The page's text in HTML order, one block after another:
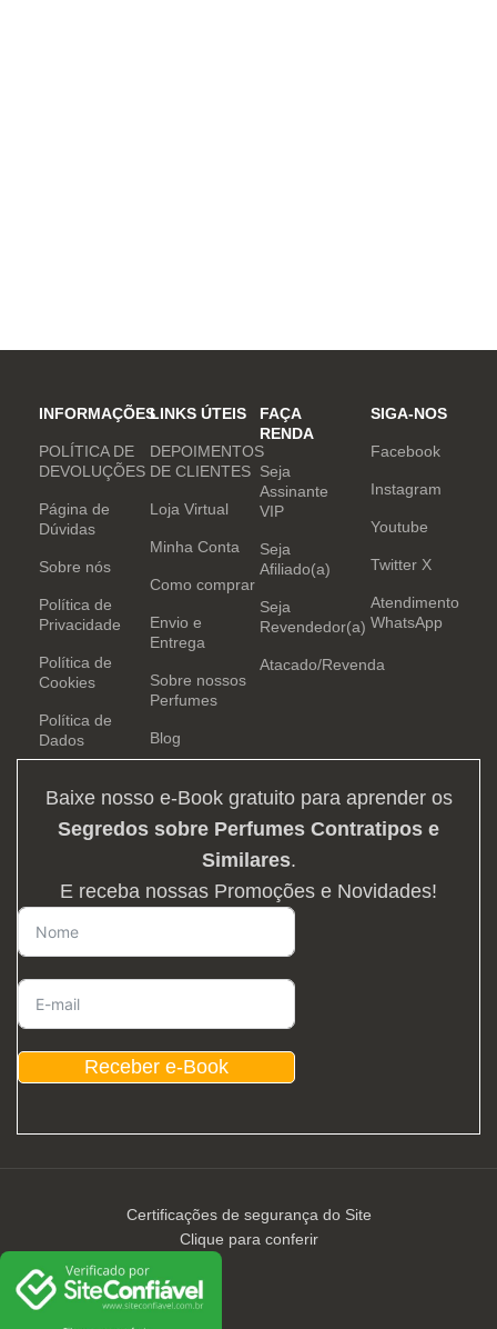
INFORMAÇÕES
POLÍTICA DE
DEVOLUÇÕES
Página de
Dúvidas
Sobre nós
Política de
Privacidade
Política de
Cookies
Política de
Dados
LINKS ÚTEIS
DEPOIMENTOS
DE CLIENTES
Loja Virtual
Minha Conta
Como comprar
Envio e
Entrega
Sobre nossos
Perfumes
Blog
FAÇA
RENDA
Seja
Assinante
VIP
Seja
Afiliado(a)
Seja
Revendedor(a)
Atacado/Revenda
SIGA-NOS
Facebook
Instagram
Youtube
Twitter X
Atendimento
WhatsApp
Baixe nosso e-Book gratuito para aprender os
Segredos sobre Perfumes Contratipos e
Similares.
E receba nossas Promoções e Novidades!
Receber e-Book
Certificações de segurança do Site
Clique para conferir